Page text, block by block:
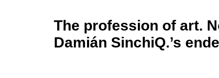
The profession of art.
Damián SinchiQ.’s